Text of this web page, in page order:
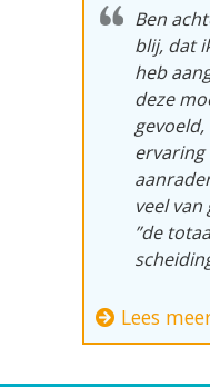
Ben
blij, dat
heb
deze
ervaring
veel
”de
Lees